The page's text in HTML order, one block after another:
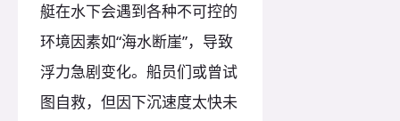
艇在水下会遇到各种不可控的
环境因素如“海水断崖”，导致
浮力急剧变化。船员们或曾试
图自救，但因下沉速度太快未